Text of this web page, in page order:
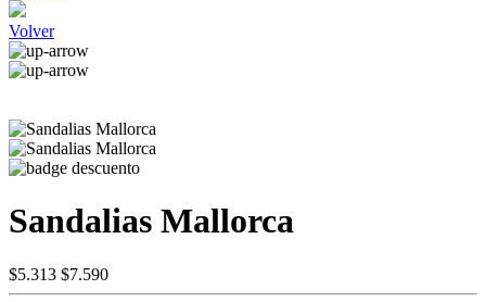
Volver
Sandalias Mallorca
$5.313 $7.590